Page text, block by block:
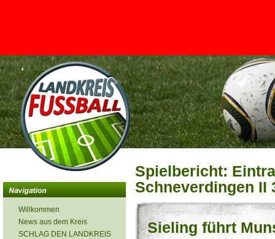
<
Willkommen
News aus dem Kreis
SCHLAG DEN LANDKREIS
Spielbericht:
Schneverdingen II
Sieling führt